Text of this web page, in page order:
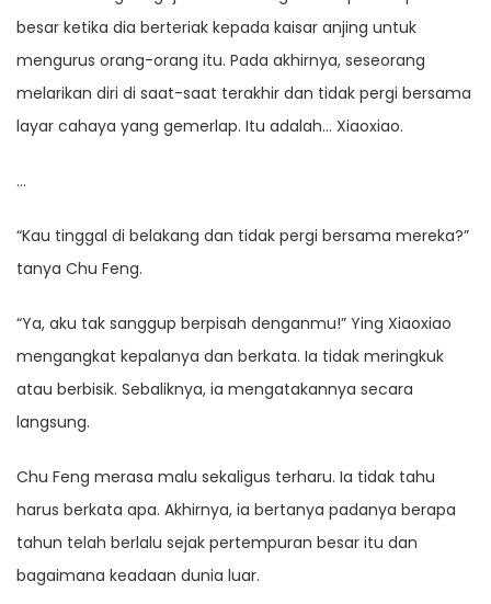
besar ketika dia berteriak kepada kaisar anjing untuk
mengurus orang-orang itu. Pada akhirnya, seseorang
melarikan diri di saat-saat terakhir dan tidak pergi bersama
layar cahaya yang gemerlap. Itu adalah… Xiaoxiao.
…
“Kau tinggal di belakang dan tidak pergi bersama mereka?”
tanya Chu Feng.
“Ya, aku tak sanggup berpisah denganmu!” Ying Xiaoxiao
mengangkat kepalanya dan berkata. Ia tidak meringkuk
atau berbisik. Sebaliknya, ia mengatakannya secara
langsung.
Chu Feng merasa malu sekaligus terharu. Ia tidak tahu
harus berkata apa. Akhirnya, ia bertanya padanya berapa
tahun telah berlalu sejak pertempuran besar itu dan
bagaimana keadaan dunia luar.